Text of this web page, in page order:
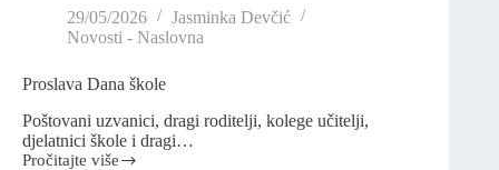
29/05/2026
Jasminka Devčić
Novosti - Naslovna
Proslava Dana škole
Poštovani uzvanici, dragi roditelji, kolege učitelji,
djelatnici škole i dragi…
Pročitajte više